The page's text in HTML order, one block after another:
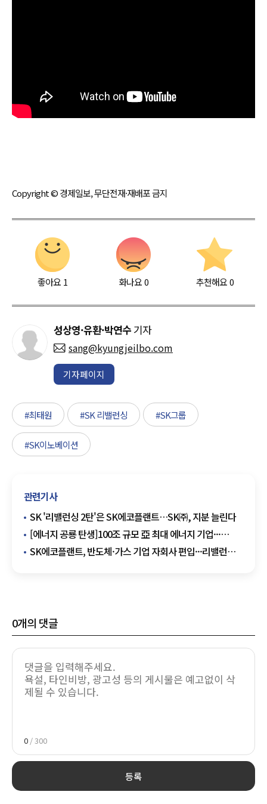
Copyright © 경제일보, 무단전재·재배포 금지
좋아요 1 화나요0 추천해요 0
성상영·유환·박연수 기자
sang@kyungjeilbo.com
기자페이지
#최태원 #SK 리밸런싱 #SK그룹
#SK이노베이션
관련기사
SK '리밸런싱 2탄'은 SK에코플랜트…SK㈜, 지분 늘린다
[에너지 공룡 탄생]100조 규모 亞 최대 에너지 기업···
에너지업계에 새로운 이정표 만들까
SK에코플랜트, 반도체·가스 기업 자회사 편입···리밸런싱
0개의 댓글
0 / 300
등록